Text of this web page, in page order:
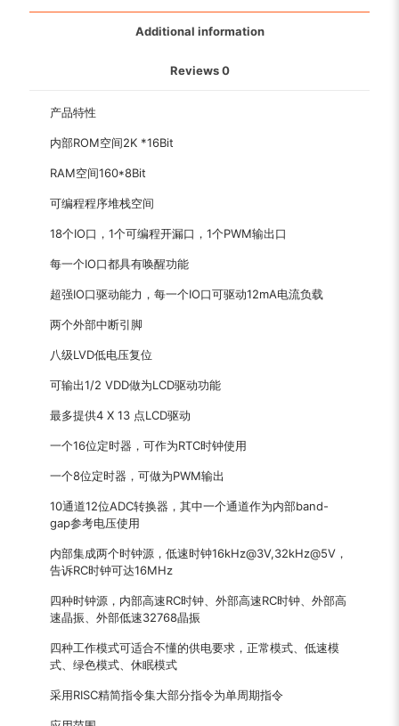
Additional information
Reviews0
产品特性
内部ROM空间2K *16Bit
RAM空间160*8Bit
可编程程序堆栈空间
18个IO口，1个可编程开漏口，1个PWM输出口
每一个IO口都具有唤醒功能
超强IO口驱动能力，每一个IO口可驱动12mA电流负载
两个外部中断引脚
八级LVD低电压复位
可输出1/2 VDD做为LCD驱动功能
最多提供4 X 13 点LCD驱动
一个16位定时器，可作为RTC时钟使用
一个8位定时器，可做为PWM输出
10通道12位ADC转换器，其中一个通道作为内部band-
gap参考电压使用
内部集成两个时钟源，低速时钟16kHz@3V,32kHz@5V，
告诉RC时钟可达16MHz
四种时钟源，内部高速RC时钟、外部高速RC时钟、外部高
速晶振、外部低速32768晶振
四种工作模式可适合不懂的供电要求，正常模式、低速模
式、绿色模式、休眠模式
采用RISC精简指令集大部分指令为单周期指令